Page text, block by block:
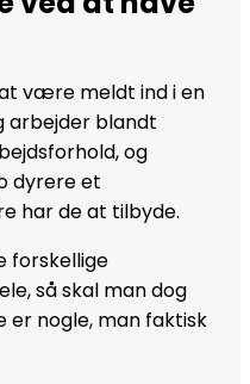
være meldt ind i en
arbejder blandt
og
dyrere et
har de at tilbyde.
forskellige
så skal man dog
er nogle, man faktisk